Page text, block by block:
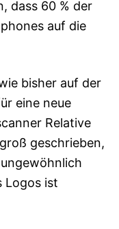
dass 60 % der
auf die
bisher auf der
eine neue
Relative
geschrieben,
Logos ist